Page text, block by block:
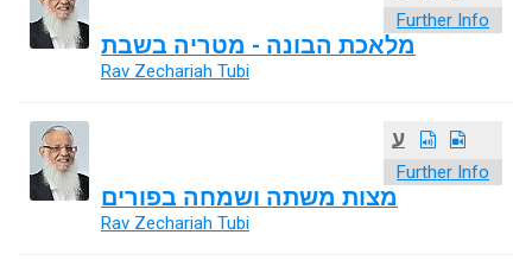
Further Info
מלאכת הבונה - מטריה בשבת
Rav Zechariah Tubi
ע
Further Info
מצות משתה ושמחה בפורים
Rav Zechariah Tubi